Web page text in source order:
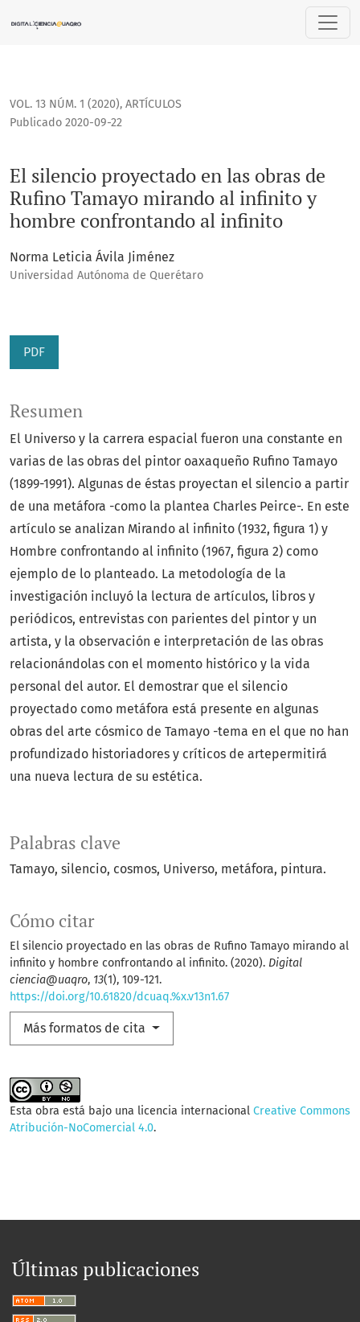
El silencio proyectado en las obras de Rufino Tamayo
VOL. 13 NÚM. 1 (2020), ARTÍCULOS
El silencio proyectado en las obras de
Rufino Tamayo mirando al infinito y
hombre confrontando al infinito
Publicado 2020-09-22
Norma Leticia Ávila Jiménez
Universidad Autónoma de Querétaro
PDF
Palabras clave
Tamayo, silencio, cosmos, Universo, metáfora, pintura.
Cómo citar
El silencio proyectado en las obras de Rufino Tamayo mirando al
infinito y hombre confrontando al infinito. (2020). Digital
ciencia@uaqro, 13(1), 109-121.
https://doi.org/10.61820/dcuaq.%x.v13n1.67
Más formatos de cita
Resumen
El Universo y la carrera espacial fueron una constante en
varias de las obras del pintor oaxaqueño Rufino Tamayo
(1899-1991). Algunas de éstas proyectan el silencio a partir
de una metáfora -como la plantea Charles Peirce-. En este
artículo se analizan Mirando al infinito (1932, figura 1) y
Hombre confrontando al infinito (1967, figura 2) como
ejemplo de lo planteado. La metodología de la
investigación incluyó la lectura de artículos, libros y
periódicos, entrevistas con parientes del pintor y un
artista, y la observación e interpretación de las obras
relacionándolas con el momento histórico y la vida
personal del autor. El demostrar que el silencio
proyectado como metáfora está presente en algunas
obras del arte cósmico de Tamayo -tema en el que no han
profundizado historiadores y críticos de artepermitirá
una nueva lectura de su estética.
Esta obra está bajo una licencia internacional Creative Commons
Atribución-NoComercial 4.0.
Últimas publicaciones